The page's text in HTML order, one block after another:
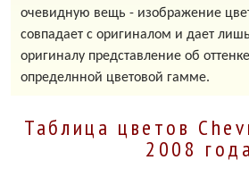
очевидную вещь - изображение
совпадает с оригиналом и дает
оригиналу представление об
определнной цветовой гамме.
Таблица цветов
2008 года